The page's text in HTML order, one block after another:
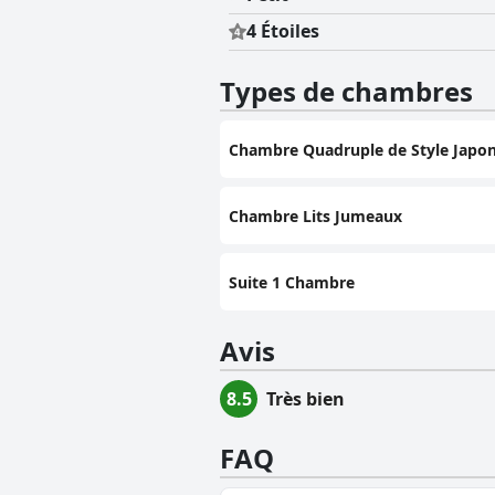
4 Étoiles
Types de chambres
Chambre Quadruple de Style
Chambre Lits Jumeaux
Suite 1 Chambre
Avis
8.5 Très bien
FAQ